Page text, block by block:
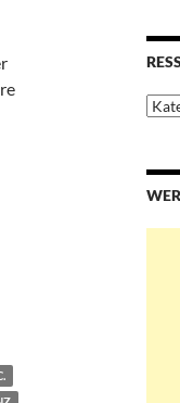
die Ihr Geld in der
&